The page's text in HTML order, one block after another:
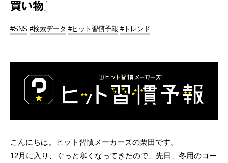
買い物』
#SNS #検索データ #ヒット習慣予報 #トレンド
こんにちは。ヒット習慣メーカーズの栗田です。
12月に入り、ぐっと寒くなってきたので、先日、冬用のコー